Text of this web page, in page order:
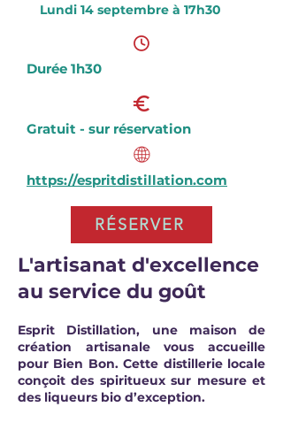
Lundi 14 septembre à 17h30
Durée 1h30
Gratuit - sur réservation
https://espritdistillation.com
RÉSERVER
L'artisanat d'excellence
au service du goût
Esprit Distillation, une maison de
création artisanale vous accueille
pour Bien Bon. Cette distillerie locale
conçoit des spiritueux sur mesure et
des liqueurs bio d’exception.